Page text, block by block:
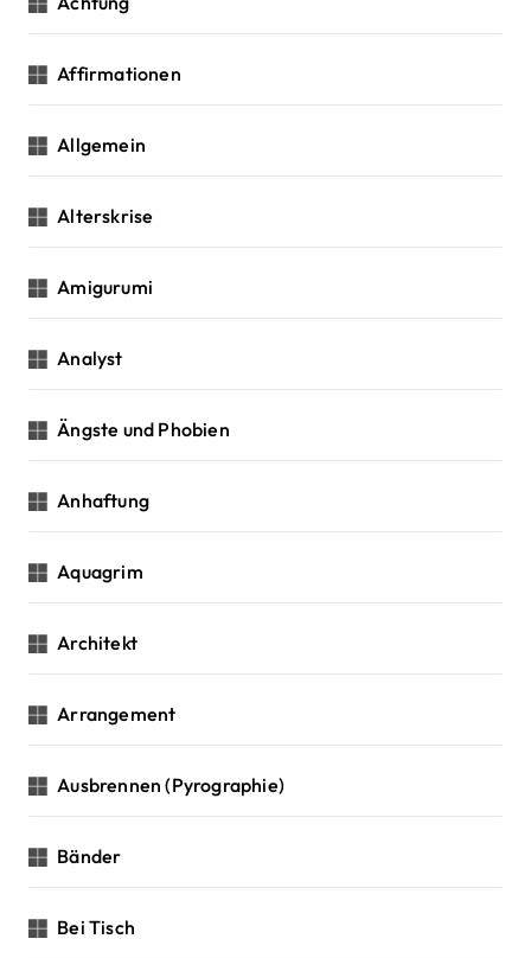
t
i
o
Affirmationen
Allgemein
Alterskrise
Amigurumi
Analyst
Ängste und Phobien
Anhaftung
Aquagrim
Architekt
Arrangement
Ausbrennen (Pyrographie)
Bänder
Bei Tisch